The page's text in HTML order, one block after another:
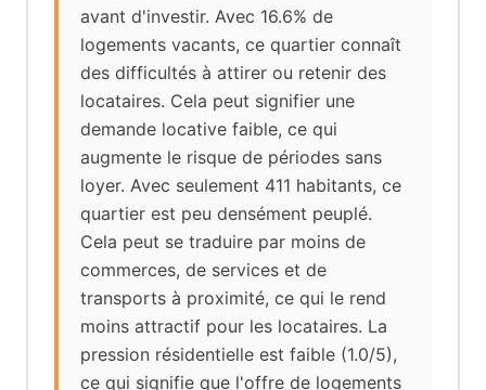
avant d'investir. Avec 16.6% de
logements vacants, ce quartier connaît
des difficultés à attirer ou retenir des
locataires. Cela peut signifier une
demande locative faible, ce qui
augmente le risque de périodes sans
loyer. Avec seulement 411 habitants, ce
quartier est peu densément peuplé.
Cela peut se traduire par moins de
commerces, de services et de
transports à proximité, ce qui le rend
moins attractif pour les locataires. La
pression résidentielle est faible (1.0/5),
ce qui signifie que l'offre de logements